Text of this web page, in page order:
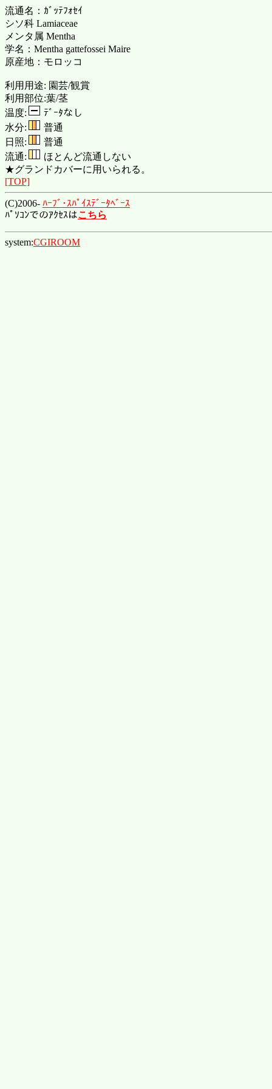
流通名：ｶﾞｯﾃﾌｫｾｲ
シソ科 Lamiaceae
メンタ属 Mentha
学名：Mentha gattefossei Maire
原産地：モロッコ
利用用途: 園芸/観賞
利用部位:葉/茎
温度:
ﾃﾞｰﾀなし
水分:
普通
日照:
普通
流通:
ほとんど流通しない
★グランドカバーに用いられる。
[TOP]
(C)2006- ﾊｰﾌﾞ･ｽﾊﾟｲｽﾃﾞｰﾀﾍﾞｰｽ
ﾊﾟｿｺﾝでのｱｸｾｽはこちら
system:CGIROOM